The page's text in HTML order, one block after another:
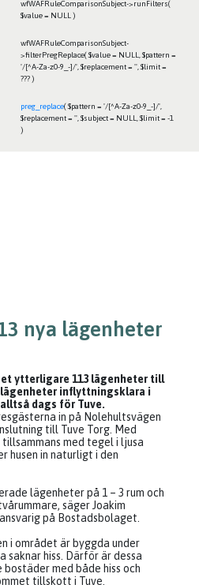
wfWAFRuleComparisonSubject->runFilters(
$value = NULL )
wfWAFRuleComparisonSubject-
>filterPregReplace($value = NULL
$pattern =
'/[^A-Za-z0-9_-]/' $replacement = '' $limit =
??? )
preg_replace($pattern = '/[^A-Za-z0-9_-]/'
$replacement = '' $subject = NULL $limit = -1
)
nya lägenheter
ytterligare 113 lägenheter till
inflyttningsklara i
dags för Tuve.
in på Nolehultsvägen
till Tuve Torg. Med
med tegel i ljusa
husen in naturligt i den
lägenheter på 1 – 3 rum och
säger Joakim
på Bostadsbolaget.
i området är byggda under
hiss. Därför är dessa
med både hiss och
tillskott i Tuve.